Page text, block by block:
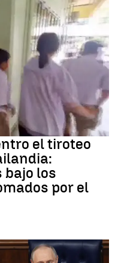
el tiroteo
bajo los
por el